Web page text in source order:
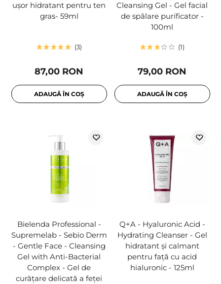
ușor hidratant pentru ten
gras- 59ml
3
87,00 RON
ADAUGĂ ÎN COȘ
Cleansing Gel - Gel facial
de spălare purificator -
100ml
1
79,00 RON
ADAUGĂ ÎN COȘ
Bielenda Professional -
Supremelab - Sebio Derm
- Gentle Face - Cleansing
Gel with Anti-Bacterial
Complex - Gel de
curățare delicată a feței
Q+A - Hyaluronic Acid -
Hydrating Cleanser - Gel
hidratant și calmant
pentru față cu acid
hialuronic - 125ml